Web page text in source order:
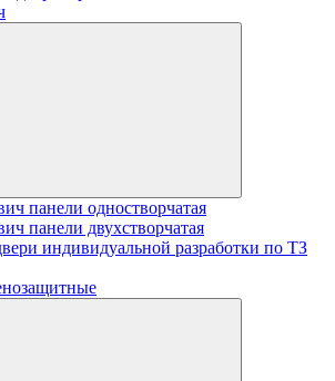
панели одностворчатая
панели двухстворчатая
индивидуальной разработки по ТЗ